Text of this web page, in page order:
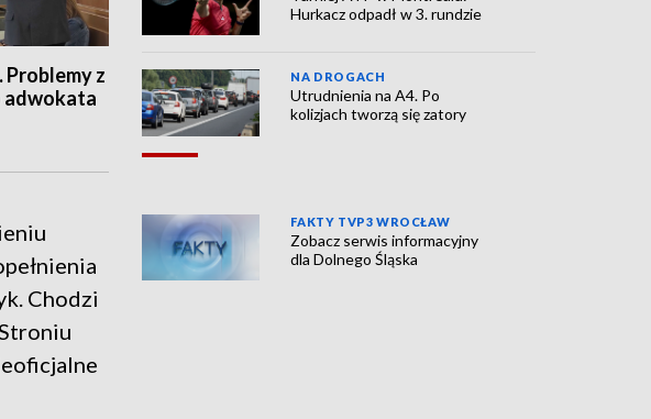
Problemy z
adwokata
Chodzi
Hurkacz odpadł w 3. rundzie
NA DROGACH
Utrudnienia na A4. Po
kolizjach tworzą się zatory
FAKTY TVP3 WROCŁAW
Zobacz serwis informacyjny
dla Dolnego Śląska